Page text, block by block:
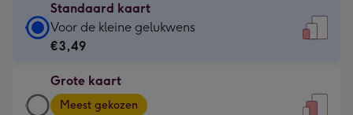
Standaard kaart
Standaard
kaart
€3,49
-
Voor de kleine gelukwens
€3,49
Grote kaart
Grote
Meest gekozen